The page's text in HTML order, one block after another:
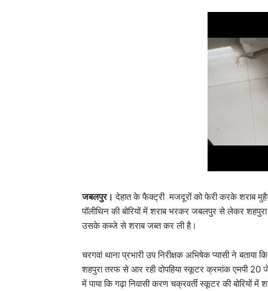
जबलपुर। देहात के फैक्ट्री मजदूरों को फेरी करके शराब
पॉलीथिन की बोरियों में शराब भरकर जबलपुर से लेकर
उसके कब्जे से शराब जब्त कर ली है।
चरगवां थाना प्रभारी उप निरीक्षक अभिषेक प्यासी ने
शहपुरा तरफ से आर रही दोपहिया स्कूटर क्रमांक एमपी
में पाया कि गढ़ा निवासी करण चक्रवर्ती स्कूटर की